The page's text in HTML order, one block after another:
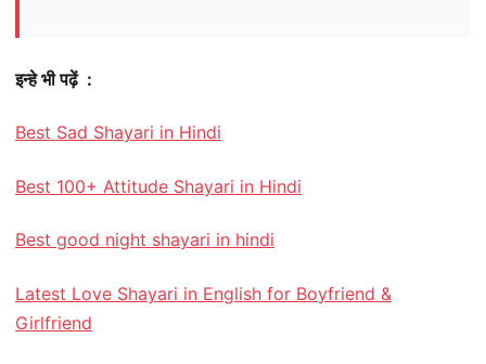
इन्हे भी पढ़ें :
Best Sad Shayari in Hindi
Best 100+ Attitude Shayari in Hindi
Best good night shayari in hindi
Latest Love Shayari in English for Boyfriend &
Girlfriend